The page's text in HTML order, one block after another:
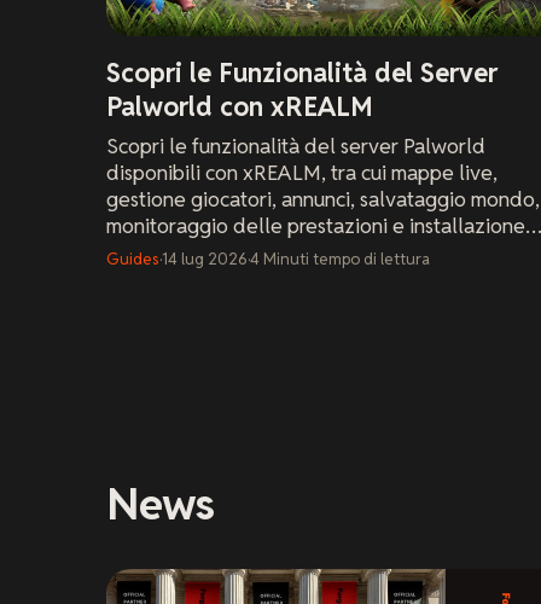
Scopri le Funzionalità del Server
Palworld con xREALM
Scopri le funzionalità del server Palworld
disponibili con xREALM, tra cui mappe live,
gestione giocatori, annunci, salvataggio mondo,
monitoraggio delle prestazioni e installazione
facile delle mod.
Guides·14 lug 2026·4 Minuti tempo di lettura
News